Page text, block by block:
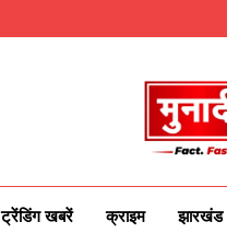
Munadi
ट्रेंडिंग खबरें क्राइम झारखंड